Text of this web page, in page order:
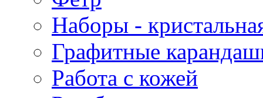
Наборы -
Графитные
Работа с кожей